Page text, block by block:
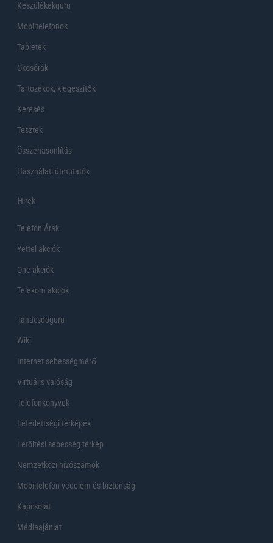
Készülékekguru
Mobiltelefonok
Tabletek
Okosórák
Tartozékok, kiegeszítők
Keresés
Tesztek
Összehasonlítás
Használati útmutatók
Hirek
Telefon Árak
Yettel akciók
One akciók
Telekom akciók
Tanácsdóguru
Wiki
Internet sebességmérő
Virtuális valóság
Telefonkönyvek
Lefedettségi térképek
Letöltési sebesség térkép
Nemzetközi hívószámok
Mobiltelefon védelem és biztonság
Kapcsolat
Médiaajánlat